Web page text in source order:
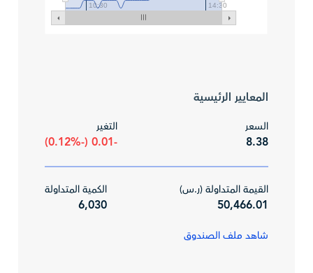
14:30
10:30
المعايير الرئيسية
السعر
8.38
التغير
-0.01 (-0.12%)
القيمة المتداولة (ر.س)
50,466.01
الكمية المتداولة
6,030
شاهد ملف الصندوق